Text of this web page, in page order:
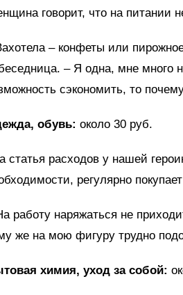
говорит, что на питании
– конфеты или
– Я одна, мне много
сэкономить, то
обувь: около 30 руб.
статья расходов у нашей
регулярно
работу наряжаться не
же на мою фигуру трудно
химия, уход за собой: